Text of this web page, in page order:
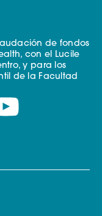
de fondos
con el Lucile
y para los
de la Facultad